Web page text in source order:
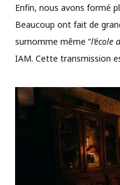
Enfin, nous avons formé
Beaucoup ont fait de
surnomme même “l’école
IAM. Cette transmission